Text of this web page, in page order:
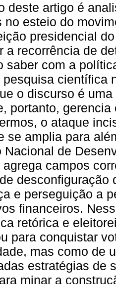
deste artigo é
no esteio do
presidencial
a recorrência de
saber com a
pesquisa científica
o discurso é
portanto,
o ataque
se amplia para
Nacional de
agrega campos
desconfiguração
e perseguição a
financeiros.
retórica e
para conquistar
mas como de
estratégias de
minar a